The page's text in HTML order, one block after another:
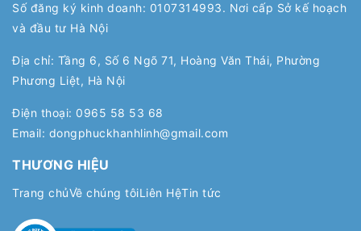
Số đăng ký kinh doanh: 0107314993. Nơi cấp Sở kế hoạch
và đầu tư Hà Nội
Địa chỉ: Tầng 6, Số 6 Ngõ 71, Hoàng Văn Thái, Phường
Phương Liệt, Hà Nội
Điện thoại: 0965 58 53 68
Email: dongphuckhanhlinh@gmail.com
THƯƠNG HIỆU
Trang chủVề chúng tôiLiên HệTin tức